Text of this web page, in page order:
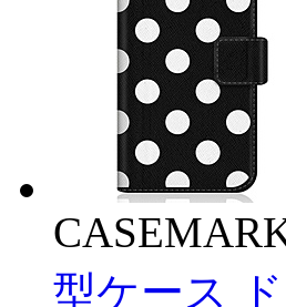
型ケース